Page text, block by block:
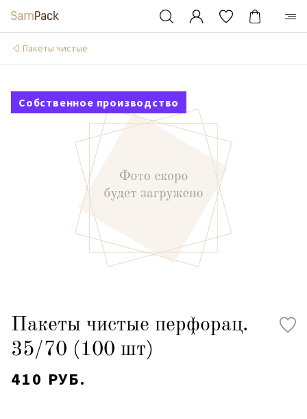
Пакеты чистые
Собственное производство
Пакеты чистые перфорац.
35/70 (100 шт)
410 РУБ.